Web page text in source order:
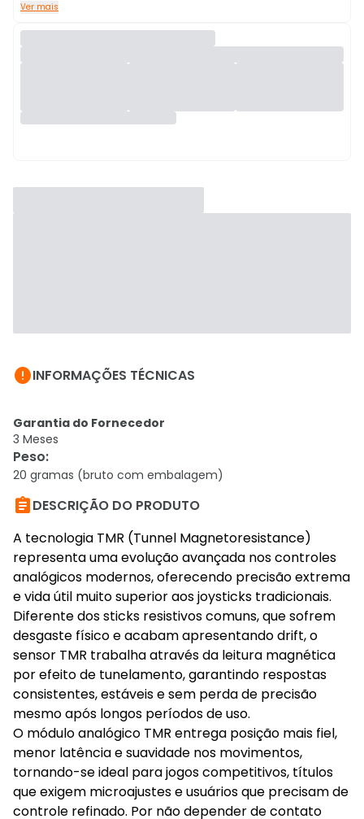
Ver mais
INFORMAÇÕES TÉCNICAS
Garantia do Fornecedor
3 Meses
Peso:
20 gramas (bruto com embalagem)
DESCRIÇÃO DO PRODUTO
A tecnologia TMR (Tunnel Magnetoresistance)
representa uma evolução avançada nos controles
analógicos modernos, oferecendo precisão extrema
e vida útil muito superior aos joysticks tradicionais.
Diferente dos sticks resistivos comuns, que sofrem
desgaste físico e acabam apresentando drift, o
sensor TMR trabalha através da leitura magnética
por efeito de tunelamento, garantindo respostas
consistentes, estáveis e sem perda de precisão
mesmo após longos períodos de uso.
O módulo analógico TMR entrega posição mais fiel,
menor latência e suavidade nos movimentos,
tornando-se ideal para jogos competitivos, títulos
que exigem microajustes e usuários que precisam de
controle refinado. Por não depender de contato